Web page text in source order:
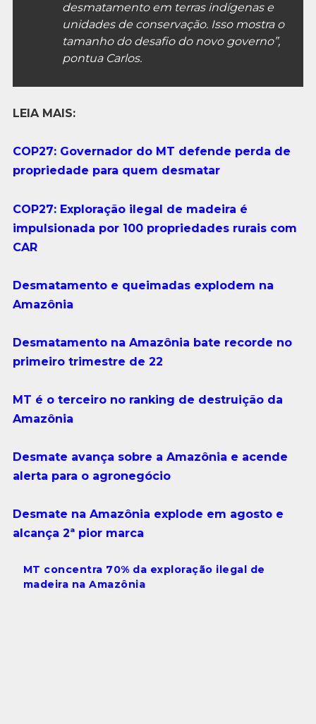
desmatamento em terras indígenas e
unidades de conservação. Isso mostra o
tamanho do desafio do novo governo”,
pontua Carlos.
LEIA MAIS:
COP27: Governador do MT defende perda de
propriedade para quem desmatar
COP27: Exploração ilegal de madeira é
impulsionada por 100 propriedades rurais com
CAR
Desmatamento e queimadas explodem na
Amazônia
Desmatamento na Amazônia bate recorde no
primeiro trimestre de 22
MT é o terceiro no ranking de destruição da
Amazônia
Desmate avança sobre a Amazônia e acende
alerta para o agronegócio
Desmate na Amazônia explode em agosto e
alcança 2ª pior marca
MT concentra 70% da exploração ilegal de
madeira na Amazônia